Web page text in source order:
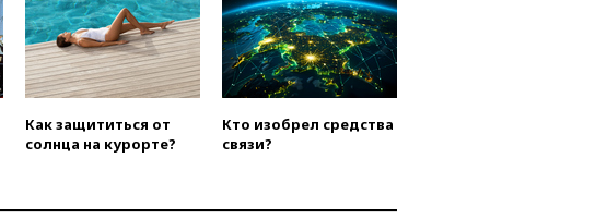
вчера, 18:39Два человека
погибли в результате удара
ВСУ по многоэтажке в Керчи
вчера, 18:25Беспилотник
атаковал турецкий сухогруз у
побережья Новороссийска
Как защититься от
солнца на курорте?
Кто изобрел средства
связи?